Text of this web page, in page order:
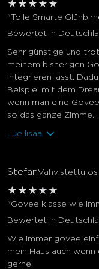
★ ★ ★ ★ ★
"Tolle Smarte
Bewertet in
Sehr günstige und
meinem bisherigen
integrieren lässt.
Beispiel mit dem
wenn man eine
so das ganze Zimme...
Lue lisää
StefanVahvistettu
★ ★ ★ ★ ★
"Govee klasse wie
Bewertet in
Wie immer govee
mein Haus auch
gerne.